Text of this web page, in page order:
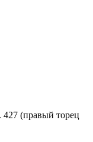
(правый торец